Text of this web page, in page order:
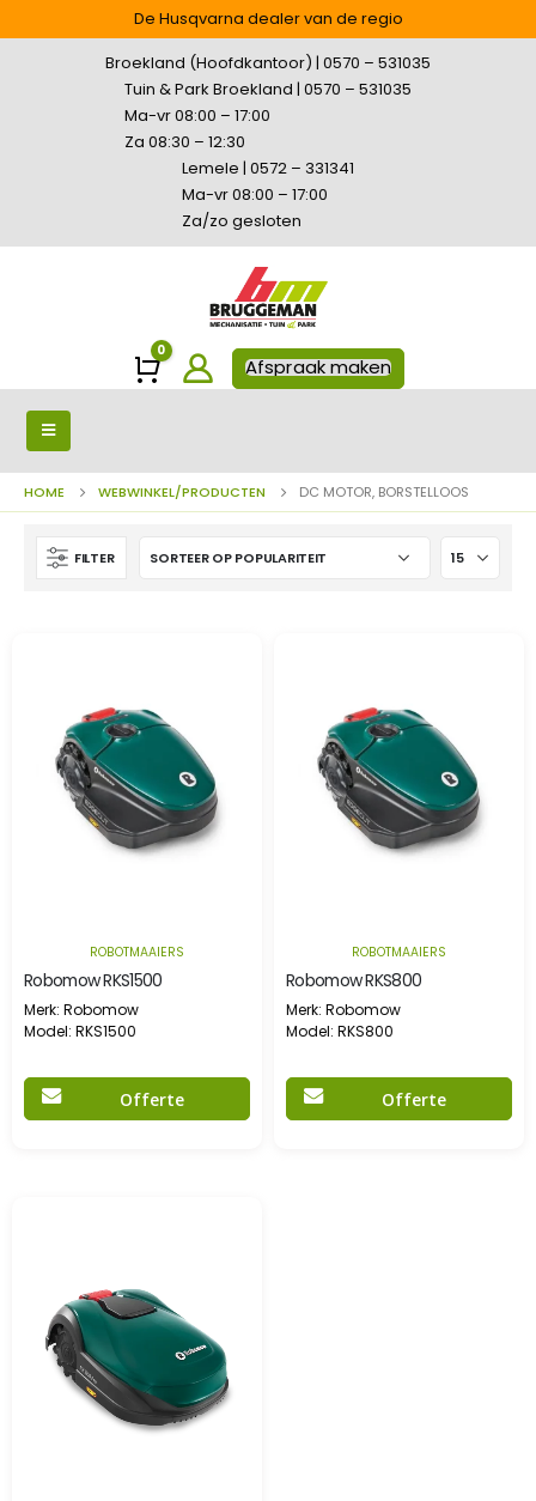
De Husqvarna dealer van de regio
Broekland (Hoofdkantoor) | 0570 – 531035
Tuin & Park Broekland | 0570 – 531035
Ma-vr 08:00 – 17:00
Za 08:30 – 12:30
Lemele | 0572 – 331341
Ma-vr 08:00 – 17:00
Za/zo gesloten
Winkelwagen
0
Afspraak maken
HOME WEBWINKEL/PRODUCTEN DC MOTOR, BORSTELLOOS
FILTER
ROBOTMAAIERS
Robomow RKS1500
Merk: Robomow
Model: RKS1500
Offerte
ROBOTMAAIERS
Robomow RKS800
Merk: Robomow
Model: RKS800
Offerte